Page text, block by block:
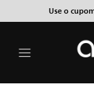
Use o